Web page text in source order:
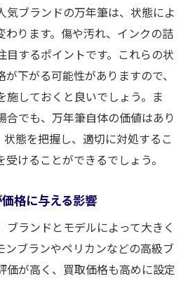
気ブランドの万年筆は、状態によ
わります。傷や汚れ、インクの詰
目するポイントです。これらの状
下がる可能性がありますので、
施しておくと良いでしょう。ま
合でも、万年筆自体の価値はあり
態を把握し、適切に対処するこ
けることができるでしょう。
格に与える影響
ブランドとモデルによって大きく
ンブランやペリカンなどの高級ブ
価が高く、買取価格も高めに設定